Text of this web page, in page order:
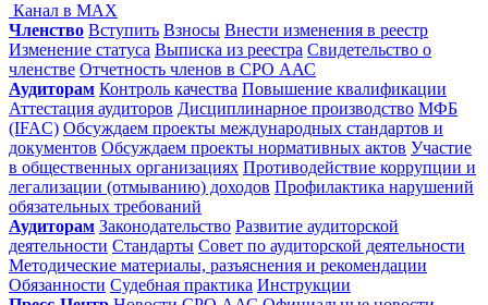
Канал в MAX
Членство Вступить Взносы Внести изменения в реестр
Изменение статуса Выписка из реестра Свидетельство о
членстве Отчетность членов в СРО ААС
Аудиторам Контроль качества Повышение квалификации
Аттестация аудиторов Дисциплинарное производство МФБ
(IFAC) Обсуждаем проекты международных стандартов и
документов Обсуждаем проекты нормативных актов Участие
в общественных организациях Противодействие коррупции и
легализации (отмыванию) доходов Профилактика нарушений
обязательных требований
Аудиторам Законодательство Развитие аудиторской
деятельности Стандарты Совет по аудиторской деятельности
Методические материалы, разъяснения и рекомендации
Обязанности Судебная практика Инструкции